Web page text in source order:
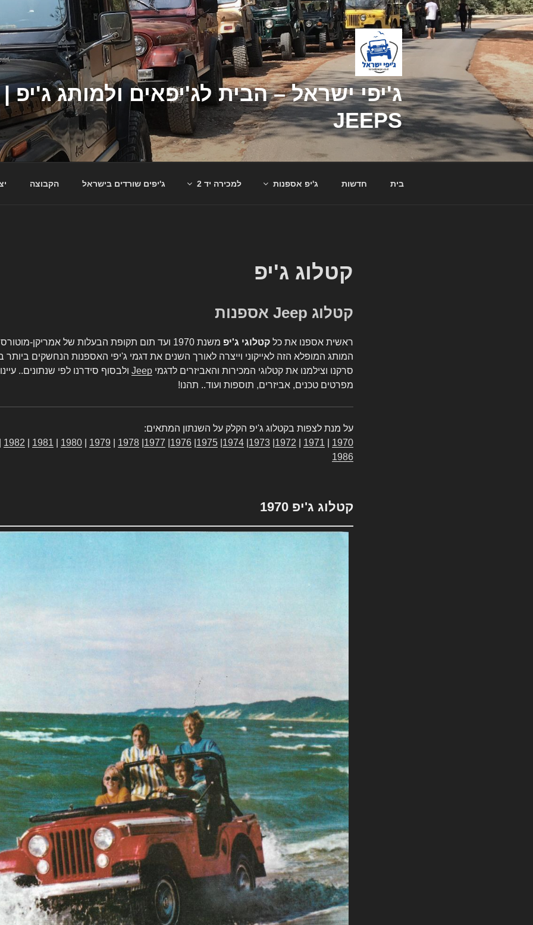
דילוג
לתוכן
JEEPS
בית חדשות ג'יפ אספנות למכירה יד 2 ג'יפים שורדים בישראל הקבוצה
קטלוג ג'יפ
קטלוג Jeep אספנות
ראשית אספנו את כל קטלוגי ג'יפ
משנת 1970 ועד תום תקופת הבעלות של אמריקן-
המותג המופלא הזה לאייקוני וייצרה לאורך השנים את דגמי ג'יפי האספנות הנחשקים
סרקנו וצילמנו את קטלוגי המכירות והאביזרים לדגמי Jeep ולבסוף סידרנו לפי שנתונים..
מפרטים טכנים, אביזרים, תוספות ועוד.. תהנו!
על מנת לצפות בקטלוג ג'יפ הקלק על השנתון המתאים:
1970
1971
1972
1973
1974
1975
1976
1977
1978
1979
1980
1981
1982
1986
קטלוג ג'יפ 1970